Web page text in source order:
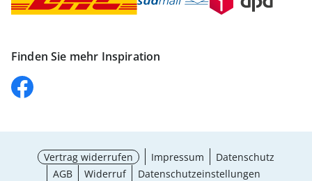
Finden Sie mehr Inspiration
Vertrag widerrufen Impressum
Datenschutz
AGB
Widerruf Datenschutzeinstellungen